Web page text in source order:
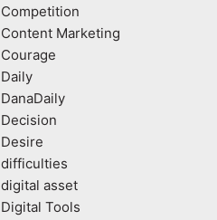
Competition
Content Marketing
Courage
Daily
DanaDaily
Decision
Desire
difficulties
digital asset
Digital Tools